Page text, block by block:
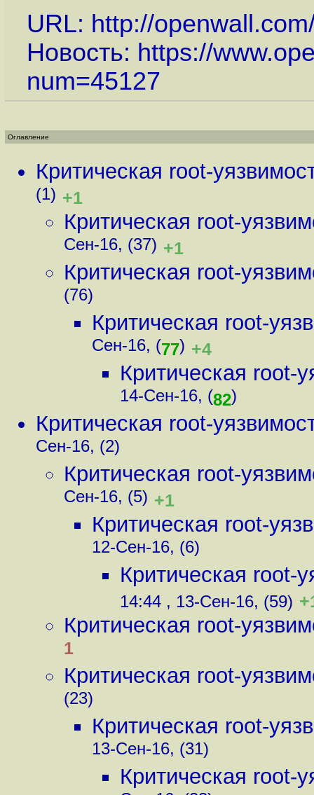
URL: http://
Новость: https://
num=45127
Оглавление
Критическая root-
(1) +1
Критическая root-
Сен-16, (37) +1
Критическая root-
(76)
Критическая root-
Сен-16, (77) +4
Критическая root-
14-Сен-16, (82)
Критическая root-
Сен-16, (2)
Критическая root-
Сен-16, (5) +1
Критическая root-
12-Сен-16, (6)
Критическая root-
14:44 , 13-Сен-16, (59)
Критическая root-
1
Критическая root-
(23)
Критическая root-
13-Сен-16, (31)
Критическая root-